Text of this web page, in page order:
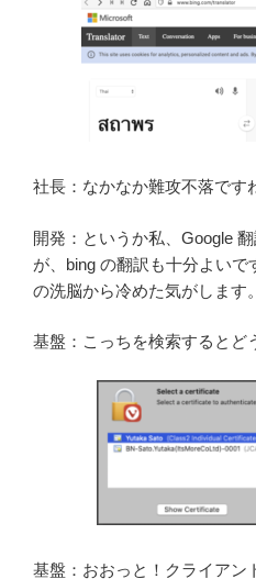
社長：なかなか難攻不落です
開発：というか私、Google
が、bing の翻訳も十分よい
の洗脳から冷めた気がします
基盤：こっちを検索するとど
基盤：おおっと！クライアン